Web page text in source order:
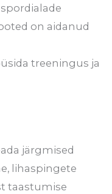
on aidanud
treeningus ja
järgmised
lihaspingete
taastumise